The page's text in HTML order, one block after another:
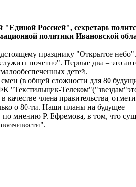
Россией", секретарь
политики Ивановской
празднику "Открытое
почетно". Первые два – это
детей.
(в общей сложности для 80
"Текстильщик-
члена правительства,
о 80-ти. Наши планы на будущее —
мнению Р. Ефремова, в том, что